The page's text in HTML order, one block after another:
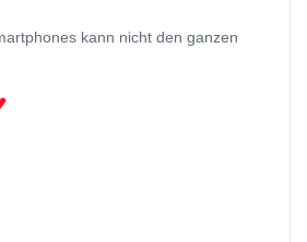
kann nicht den ganzen